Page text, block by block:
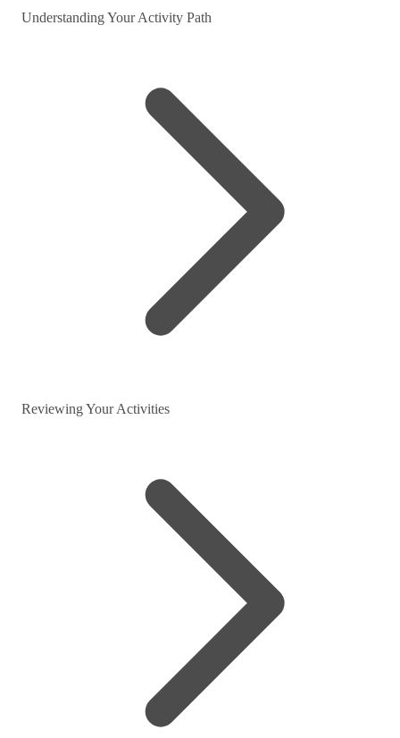
Understanding Your Activity Path
Reviewing Your Activities